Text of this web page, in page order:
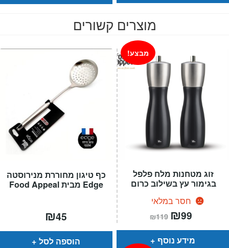
מוצרים קשורים
כף טיגון מחוררת מנירוסטה
Edge מבית Food Appeal
₪45
הוספה לסל
זוג מטחנות מלח פלפל
בגימור עץ בשילוב כרום
חסר במלאי
מבצע!
₪119 המחיר
המקורי
היה:
₪119.
₪99
הוא:
מידע נוסף